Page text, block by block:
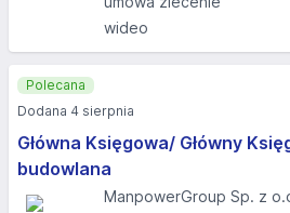
wideo
Główna Księgowa/ Główny
budowlana
ManpowerGroup Sp. z
Polecana
Dodana 4 sierpnia